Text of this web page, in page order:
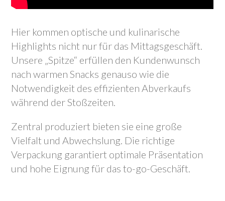
Hier kommen optische und kulinarische
Highlights nicht nur für das Mittagsgeschäft.
Unsere „Spitze“ erfüllen den Kundenwunsch
nach warmen Snacks genauso wie die
Notwendigkeit des effizienten Abverkaufs
während der Stoßzeiten.
Zentral produziert bieten sie eine große
Vielfalt und Abwechslung. Die richtige
Verpackung garantiert optimale Präsentation
und hohe Eignung für das to-go-Geschäft.